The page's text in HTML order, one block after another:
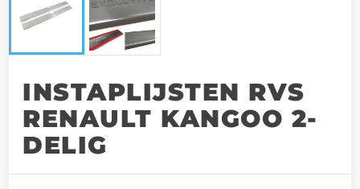
INSTAPLIJSTEN RVS
RENAULT KANGOO 2-
DELIG